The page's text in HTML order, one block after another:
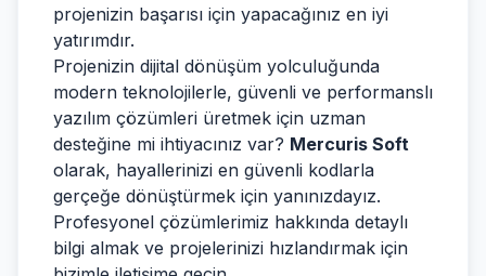
projenizin başarısı için yapacağınız en iyi
yatırımdır.
Projenizin dijital dönüşüm yolculuğunda
modern teknolojilerle, güvenli ve performanslı
yazılım çözümleri üretmek için uzman
desteğine mi ihtiyacınız var? Mercuris Soft
olarak, hayallerinizi en güvenli kodlarla
gerçeğe dönüştürmek için yanınızdayız.
Profesyonel çözümlerimiz hakkında detaylı
bilgi almak ve projelerinizi hızlandırmak için